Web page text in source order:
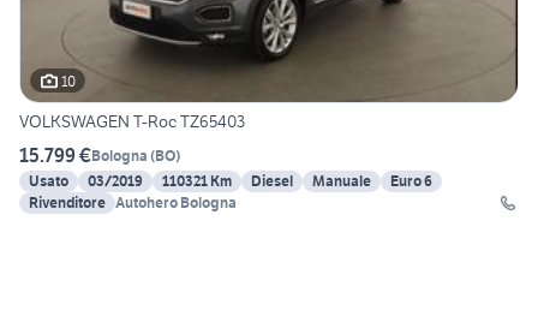
10
VOLKSWAGEN T-Roc TZ65403
15.799 €Bologna (BO)
Usato
03/2019 110321 Km Diesel Manuale
Euro 6
Rivenditore Autohero Bologna